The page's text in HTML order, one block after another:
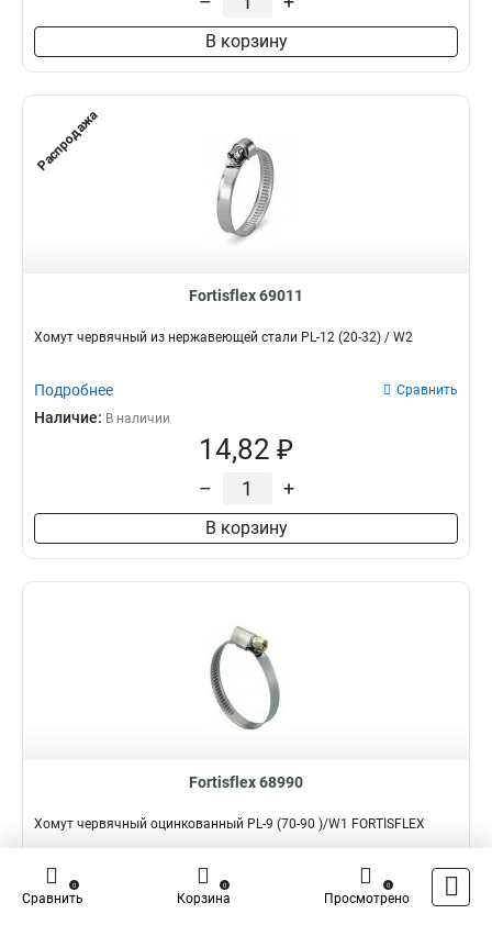
В корзину
Распродажа
Fortisflex 69011
Хомут червячный из нержавеющей стали PL-12 (20-32) / W2
Подробнее Сравнить
Наличие: В наличии
14,82 ₽
– +
В корзину
Fortisflex 68990
Хомут червячный оцинкованный PL-9 (70-90 )/W1 FORTISFLEX
Подробнее Сравнить
Наличие:
Сравнить
0
Корзина
0
Просмотрено
0